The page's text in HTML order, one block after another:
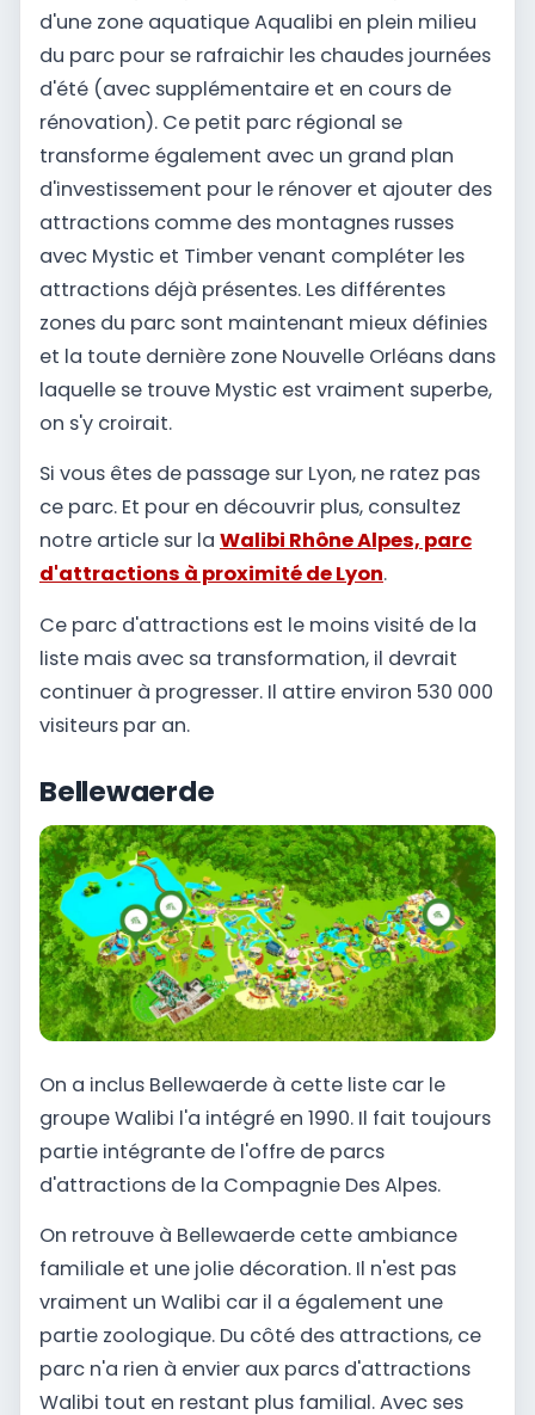
d'une zone aquatique Aqualibi en plein milieu
du parc pour se rafraichir les chaudes journées
d'été (avec supplémentaire et en cours de
rénovation). Ce petit parc régional se
transforme également avec un grand plan
d'investissement pour le rénover et ajouter des
attractions comme des montagnes russes
avec Mystic et Timber venant compléter les
attractions déjà présentes. Les différentes
zones du parc sont maintenant mieux définies
et la toute dernière zone Nouvelle Orléans dans
laquelle se trouve Mystic est vraiment superbe,
on s'y croirait.
Si vous êtes de passage sur Lyon, ne ratez pas
ce parc. Et pour en découvrir plus, consultez
notre article sur la Walibi Rhône Alpes, parc
d'attractions à proximité de Lyon.
Ce parc d'attractions est le moins visité de la
liste mais avec sa transformation, il devrait
continuer à progresser. Il attire environ 530 000
visiteurs par an.
Bellewaerde
On a inclus Bellewaerde à cette liste car le
groupe Walibi l'a intégré en 1990. Il fait toujours
partie intégrante de l'offre de parcs
d'attractions de la Compagnie Des Alpes.
On retrouve à Bellewaerde cette ambiance
familiale et une jolie décoration. Il n'est pas
vraiment un Walibi car il a également une
partie zoologique. Du côté des attractions, ce
parc n'a rien à envier aux parcs d'attractions
Walibi tout en restant plus familial. Avec ses